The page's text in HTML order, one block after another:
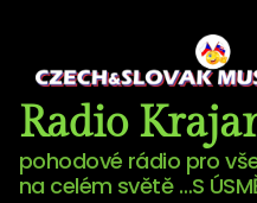
Radio
pohodové rádio pro
na celém světě …S